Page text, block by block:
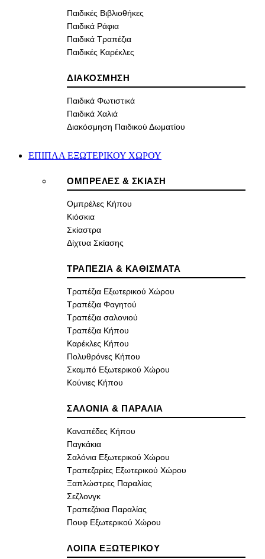
Παιδικές Βιβλιοθήκες
Παιδικά Ράφια
Παιδικά Τραπέζια
Παιδικές Καρέκλες
ΔΙΑΚΟΣΜΗΣΗ
Παιδικά Φωτιστικά
Παιδικά Χαλιά
Διακόσμηση Παιδικού Δωματίου
ΕΠΙΠΛΑ ΕΞΩΤΕΡΙΚΟΥ ΧΩΡΟΥ
ΟΜΠΡΕΛΕΣ & ΣΚΙΑΣΗ
Ομπρέλες Κήπου
Κιόσκια
Σκίαστρα
Δίχτυα Σκίασης
ΤΡΑΠΕΖΙΑ & ΚΑΘΙΣΜΑΤΑ
Τραπέζια Εξωτερικού Χώρου
Τραπέζια Φαγητού
Τραπέζια σαλονιού
Τραπέζια Κήπου
Καρέκλες Κήπου
Πολυθρόνες Κήπου
Σκαμπό Εξωτερικού Χώρου
Κούνιες Κήπου
ΣΑΛΟΝΙΑ & ΠΑΡΑΛΙΑ
Καναπέδες Κήπου
Παγκάκια
Σαλόνια Εξωτερικού Χώρου
Τραπεζαρίες Εξωτερικού Χώρου
Ξαπλώστρες Παραλίας
Σεζλονγκ
Τραπεζάκια Παραλίας
Πουφ Εξωτερικού Χώρου
ΛΟΙΠΑ ΕΞΩΤΕΡΙΚΟΥ